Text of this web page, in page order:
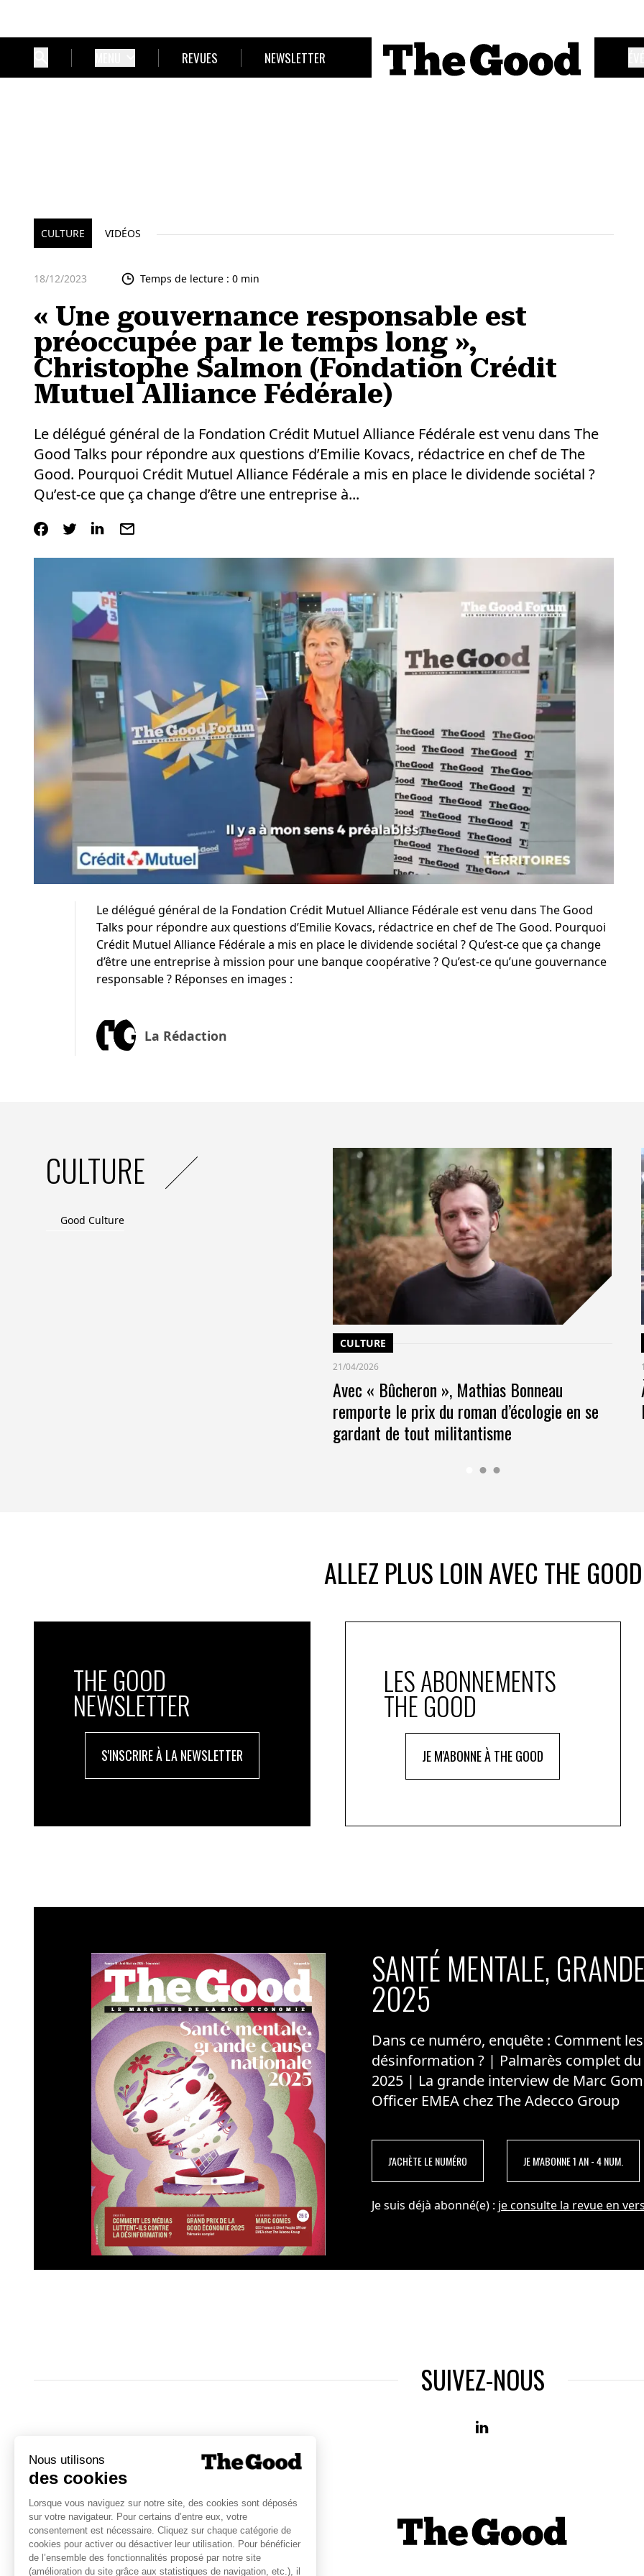
REVUES NEWSLETTER
CULTURE VIDÉOS
18/12/2023 Temps de lecture : 0 min
« Une gouvernance responsable est
préoccupée par le temps long »,
Christophe Salmon (Fondation Crédit
Mutuel Alliance Fédérale)
Le délégué général de la Fondation Crédit Mutuel Alliance Fédérale est venu dans The
Good Talks pour répondre aux questions d’Emilie Kovacs, rédactrice en chef de The
Good. Pourquoi Crédit Mutuel Alliance Fédérale a mis en place le dividende sociétal ?
Qu’est-ce que ça change d’être une entreprise à...
Le délégué général de la Fondation Crédit Mutuel Alliance Fédérale est venu dans The Good
Talks pour répondre aux questions d’Emilie Kovacs, rédactrice en chef de The Good. Pourquoi
Crédit Mutuel Alliance Fédérale a mis en place le dividende sociétal ? Qu’est-ce que ça change
d’être une entreprise à mission pour une banque coopérative ? Qu’est-ce qu’une gouvernance
responsable ? Réponses en images :
La Rédaction
CULTURE
Good Culture
CULTURE
21/04/2026
Avec « Bûcheron », Mathias Bonneau
remporte le prix du roman d’écologie en se
gardant de tout militantisme
ALLEZ PLUS LOIN AVEC THE GOOD
THE GOOD
NEWSLETTER
S'INSCRIRE À LA NEWSLETTER
LES ABONNEMENTS
THE GOOD
JE M'ABONNE À THE GOOD
SANTÉ MENTALE,
2025
Dans ce numéro, enquête : Comment
désinformation ? | Palmarès complet
2025 | La grande interview de Marc
Officer EMEA chez The Adecco Group
J'ACHÈTE LE NUMÉRO JE M'ABONNE 1 AN - 4 NUM.
Je suis déjà abonné(e) : je consulte la revue en
SUIVEZ-NOUS